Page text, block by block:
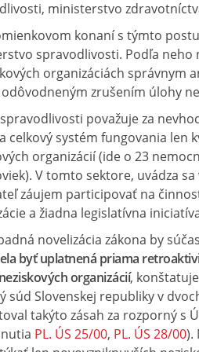
ministerstvo
konaní s týmto
spravodlivosti. Podľa neho
organizáciách správnym
zrušením úlohy
považuje za
celkový systém fungovania len
organizácií (ide o 23
V tomto sektore, uvádza
záujem participovať na
a žiadna legislatívna
novelizácia zákona by
byť uplatnená priama
organizácií,
súd Slovenskej republiky v
takýto zásah za rozporný s
PL. ÚS 25/00, PL. ÚS 28/00).